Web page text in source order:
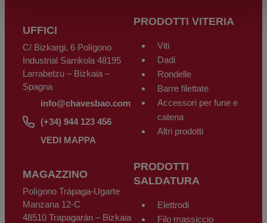
UFFICI
C/ Bizkargi, 6 Polígono
Industrial Sarrikola 48195
Larrabetzu – Bizkaia –
Spagna
info@chavesbao.com
(+34) 944 123 456
VEDI MAPPA
MAGAZZINO
Polígono Trápaga-Ugarte
Manzana 12-C
48510 Trapagarán – Bizkaia
PRODOTTI VITERIA
Viti
Dadi
Rondelle
Barre filettate
Accessori per fune e
catena
Altri prodotti
PRODOTTI
SALDATURA
Elettrodi
Filo massiccio